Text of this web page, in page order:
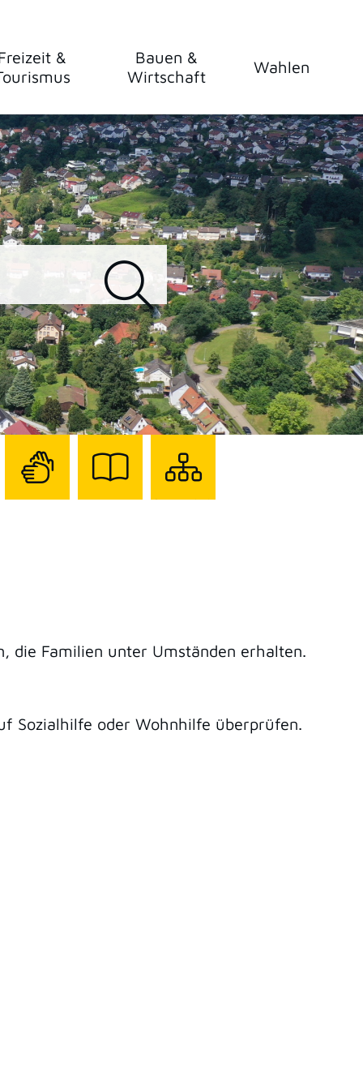
&
Bauen &
Wirtschaft
Wahlen
die Familien unter Umständen erhalten.
Sozialhilfe oder Wohnhilfe überprüfen.